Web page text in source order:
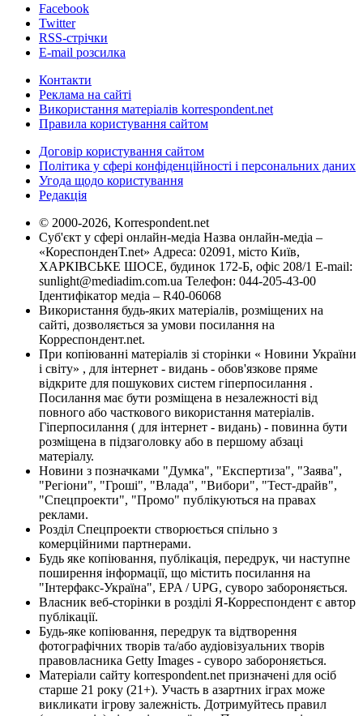
Facebook
Twitter
RSS-стрічки
E-mail розсилка
Контакти
Реклама на сайті
Використання матеріалів korrespondent.net
Правила користування сайтом
Договір користування сайтом
Політика у сфері конфіденційності і персональних даних
Угода щодо користування
Редакція
© 2000-2026, Korrespondent.net
Суб'єкт у сфері онлайн-медіа Назва онлайн-медіа –
«КореспонденТ.net» Адреса: 02091, місто Київ,
ХАРКІВСЬКЕ ШОСЕ, будинок 172-Б, офіс 208/1 E-mail:
sunlight@mediadim.com.ua Телефон: 044-205-43-00
Ідентифікатор медіа – R40-06068
Використання будь-яких матеріалів, розміщених на
сайті, дозволяється за умови посилання на
Корреспондент.net.
При копіюванні матеріалів зі сторінки « Новини України
і світу» , для інтернет - видань - обов'язкове пряме
відкрите для пошукових систем гіперпосилання .
Посилання має бути розміщена в незалежності від
повного або часткового використання матеріалів.
Гіперпосилання ( для інтернет - видань) - повинна бути
розміщена в підзаголовку або в першому абзаці
матеріалу.
Новини з позначками "Думка", "Експертиза", "Заява",
"Регіони", "Гроші", "Влада", "Вибори", "Тест-драйв",
"Спецпроекти", "Промо" публікуються на правах
реклами.
Розділ Спецпроекти створюється спільно з
комерційними партнерами.
Будь яке копіювання, публікація, передрук, чи наступне
поширення інформації, що містить посилання на
"Інтерфакс-Україна", EPA / UPG, суворо забороняється.
Власник веб-сторінки в розділі Я-Корреспондент є автор
публікації.
Будь-яке копіювання, передрук та відтворення
фотографічних творів та/або аудіовізуальних творів
правовласника Getty Images - суворо забороняється.
Матеріали сайту korrespondent.net призначені для осіб
старше 21 року (21+). Участь в азартних іграх може
викликати ігрову залежність. Дотримуйтесь правил